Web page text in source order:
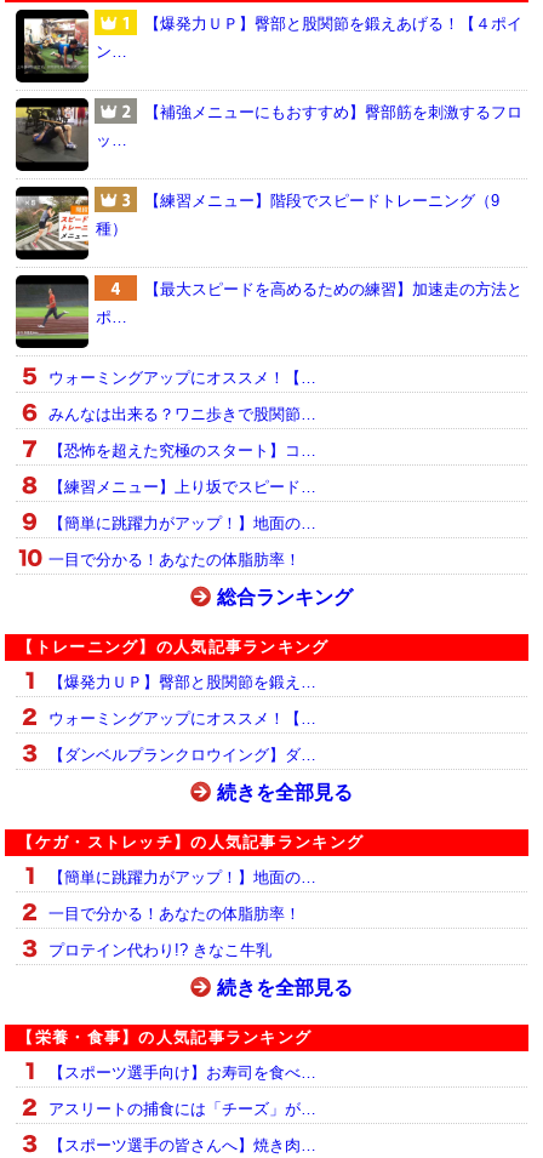
【爆発力ＵＰ】臀部と股関節を鍛えあげる！【４ポイ
ン…
【補強メニューにもおすすめ】臀部筋を刺激するフロ
ッ…
【練習メニュー】階段でスピードトレーニング（9
種）
【最大スピードを高めるための練習】加速走の方法と
ポ…
ウォーミングアップにオススメ！【…
みんなは出来る？ワニ歩きで股関節…
【恐怖を超えた究極のスタート】コ…
【練習メニュー】上り坂でスピード…
【簡単に跳躍力がアップ！】地面の…
一目で分かる！あなたの体脂肪率！
総合ランキング
【トレーニング】の人気記事ランキング
【爆発力ＵＰ】臀部と股関節を鍛え…
ウォーミングアップにオススメ！【…
【ダンベルプランクロウイング】ダ…
続きを全部見る
【ケガ・ストレッチ】の人気記事ランキング
【簡単に跳躍力がアップ！】地面の…
一目で分かる！あなたの体脂肪率！
プロテイン代わり!? きなこ牛乳
続きを全部見る
【栄養・食事】の人気記事ランキング
【スポーツ選手向け】お寿司を食べ…
アスリートの捕食には「チーズ」が…
【スポーツ選手の皆さんへ】焼き肉…